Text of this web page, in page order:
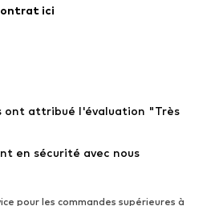
Jupes
Exclusif
Tendance
ici
ont attribué l'évaluation "Très
en sécurité avec nous
pour les commandes supérieures à